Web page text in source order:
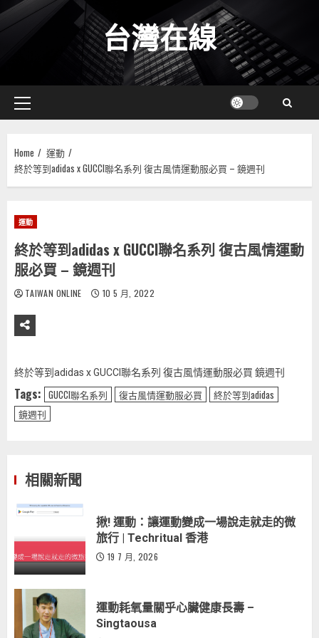
Skip
to
台灣在線
Primary
Menu
Home
運動
終於等到adidas x GUCCI聯名系列 復古風情運動服必買 – 鏡週刊
運動
終於等到adidas x GUCCI聯名系列 復古風情運動
服必買 – 鏡週刊
TAIWAN ONLINE 10 5 月, 2022
終於等到adidas x GUCCI聯名系列 復古風情運動服必買 鏡週刊
Tags: GUCCI聯名系列 復古風情運動服必買
終於等到adidas
鏡週刊
相關新聞
揪! 運動：讓運動變成一場說走就走的微
旅行 | Techritual 香港
19 7 月, 2026
運動耗氧量關乎心臟健康長壽 –
Singtaousa